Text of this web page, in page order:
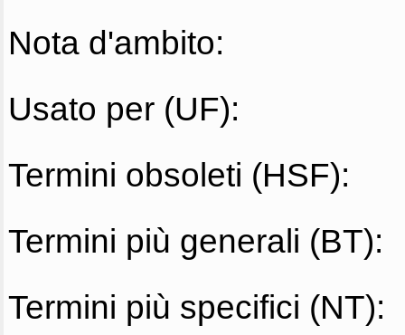
Nota d'ambito:
Usato per (UF):
Termini obsoleti (HSF):
Termini più generali (BT):
Termini più specifici (NT):